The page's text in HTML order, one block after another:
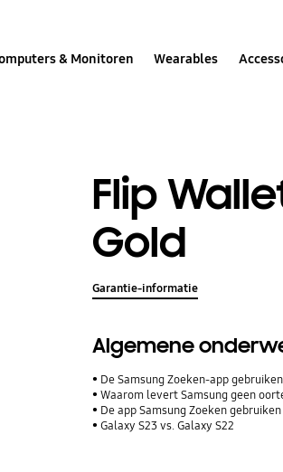
& Monitoren Wearables
Flip
Gold
Garantie-informatie
Algemene
De Samsung Zoeken-app
Waarom levert Samsung geen
De app Samsung Zoeken
Galaxy S23 vs. Galaxy S22